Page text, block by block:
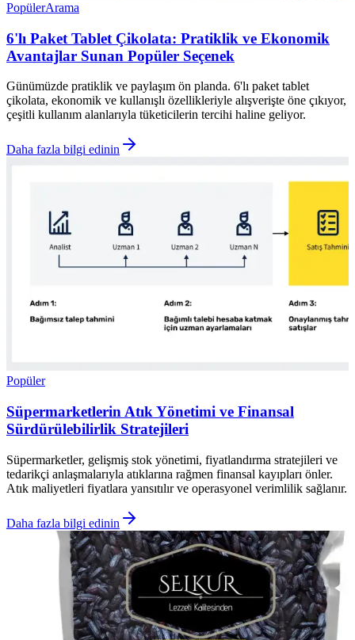
PopülerArama
6'lı Paket Tablet Çikolata: Pratiklik ve Ekonomik
Avantajlar Sunan Popüler Seçenek
Günümüzde pratiklik ve paylaşım ön planda. 6'lı paket tablet
çikolata, ekonomik ve kullanışlı özellikleriyle alışverişte öne çıkıyor,
çeşitli kullanım alanlarıyla tüketicilerin tercihi haline geliyor.
Daha fazla bilgi edinin
Popüler
Süpermarketlerin Atık Yönetimi ve Finansal
Sürdürülebilirlik Stratejileri
Süpermarketler, gelişmiş stok yönetimi, fiyatlandırma stratejileri ve
tedarikçi anlaşmalarıyla atıklarına rağmen finansal kayıpları önler.
Atık maliyetleri fiyatlara yansıtılır ve operasyonel verimlilik sağlanır.
Daha fazla bilgi edinin